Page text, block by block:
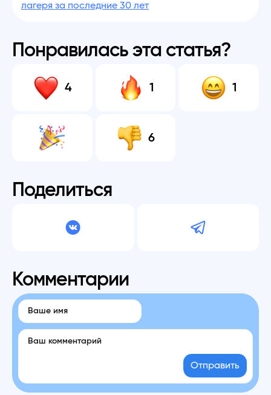
лагеря за последние 30 лет
Понравилась эта статья?
4 1 1
6
Поделиться
Комментарии
Отправить